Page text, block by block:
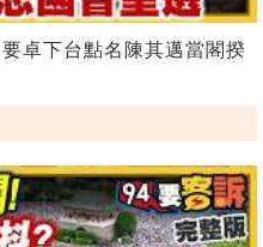
卓下台點名陳其邁當閣揆